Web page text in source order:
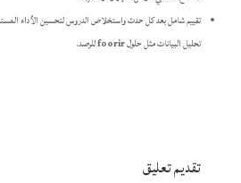
تقييم شامل بعد كل حدث واستخلاص الدروس لتحسين الأداء
تحليل البيانات مثل حلولfoorirللرصد.
تقديم تعليق